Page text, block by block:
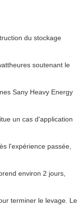
du stockage
soutenant le
Sany Heavy Energy
un cas d'application
l'expérience passée,
environ 2 jours,
terminer le levage. Le